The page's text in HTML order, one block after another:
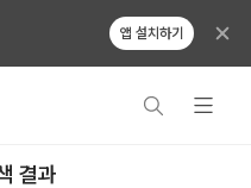
앱 설치하기
결과